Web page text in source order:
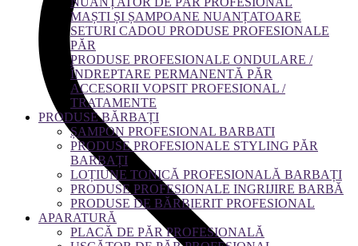
MAȘTI ȘI ȘAMPOANE NUANȚATOARE
SETURI CADOU PRODUSE PROFESIONALE
PĂR
PRODUSE PROFESIONALE ONDULARE /
ÎNDREPTARE PERMANENTĂ PĂR
ACCESORII VOPSIT PROFESIONAL /
TRATAMENTE
PRODUSE BĂRBAȚI
ȘAMPON PROFESIONAL BARBATI
PRODUSE PROFESIONALE STYLING PĂR
BARBAȚI
LOȚIUNE TONICĂ PROFESIONALĂ BARBAȚI
PRODUSE PROFESIONALE INGRIJIRE BARBĂ
PRODUSE DE BĂRBIERIT PROFESIONAL
APARATURĂ
PLACĂ DE PĂR PROFESIONALĂ